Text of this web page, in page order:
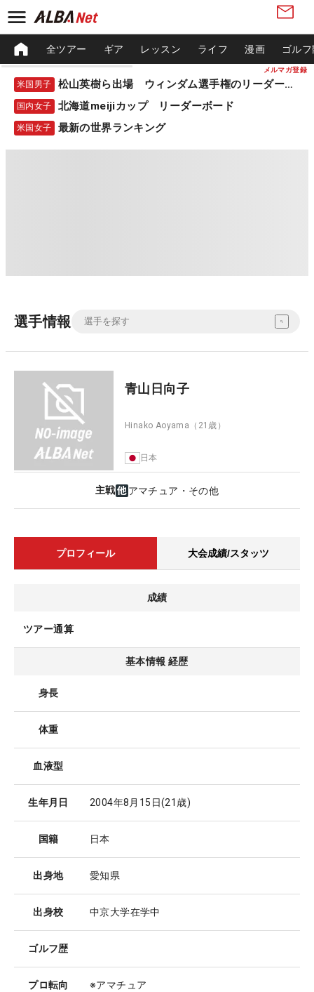
メルマガ登録
全ツアー ギア レッスン ライフ 漫画 ゴル
米国男子 松山英樹ら出場 ウィンダム選手権のリーダーボード
国内女子 北海道meijiカップ リーダーボード
米国女子 最新の世界ランキング
選手情報
青山日向子
Hinako Aoyama （21歳）
日本
主戦 アマチュア・その他
プロフィール 大会成績/スタッツ
成績
ツアー通算
基本情報 経歴
身長
体重
血液型
生年月日 2004年8月15日(21歳)
国籍 日本
出身地 愛知県
出身校 中京大学在学中
ゴルフ歴
プロ転向 ※アマチュア